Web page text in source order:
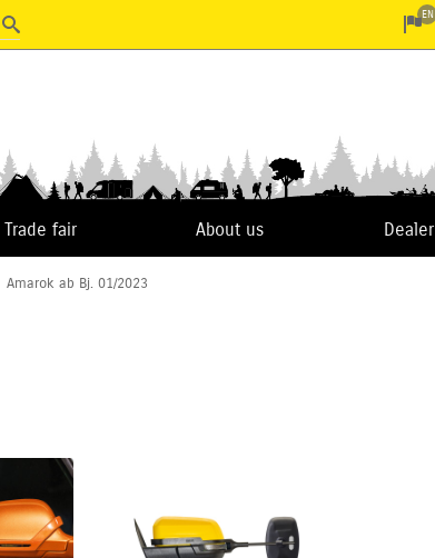
EN
Trade fair About us Dealer
Amarok ab Bj. 01/2023